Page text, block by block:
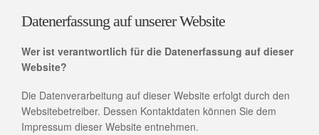
Datenerfassung auf unserer Website
Wer ist verantwortlich für die Datenerfassung auf dieser
Website?
Die Datenverarbeitung auf dieser Website erfolgt durch den
Websitebetreiber. Dessen Kontaktdaten können Sie dem
Impressum dieser Website entnehmen.